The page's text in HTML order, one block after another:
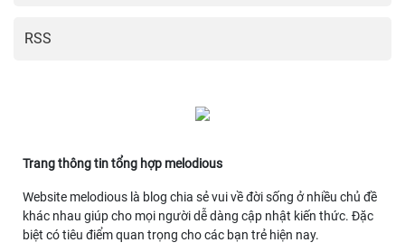
RSS
Trang thông tin tổng hợp melodious
Website melodious là blog chia sẻ vui về đời sống ở nhiều chủ đề
khác nhau giúp cho mọi người dễ dàng cập nhật kiến thức. Đặc
biệt có tiêu điểm quan trọng cho các bạn trẻ hiện nay.